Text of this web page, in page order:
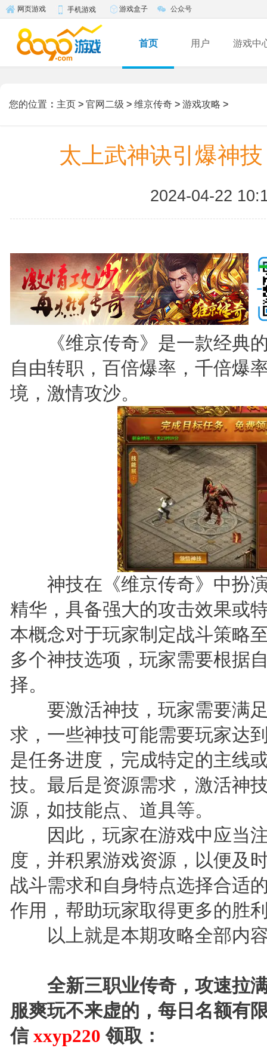
网页游戏 手机游戏 游戏盒子 公众号
首页 用户 游戏中
您的位置 ： 主页 > 官网二级 > 维京传奇 > 游戏攻略 >
太上武神诀引爆神
2024-04-22
《维京传奇》是一款经典的
自由转职，百倍爆率，千倍爆
境，激情攻沙。
神技在《维京传奇》中扮演
精华，具备强大的攻击效果或
本概念对于玩家制定战斗策略
多个神技选项，玩家需要根据
择。
要激活神技，玩家需要满足
求，一些神技可能需要玩家达
是任务进度，完成特定的主线
技。最后是资源需求，激活神
源，如技能点、道具等。
因此，玩家在游戏中应当注
度，并积累游戏资源，以便及
战斗需求和自身特点选择合适
作用，帮助玩家取得更多的胜
以上就是本期攻略全部内容
全新三职业传奇，攻速拉
服爽玩不来虚的，每日名额有
信 xxyp220 领取：